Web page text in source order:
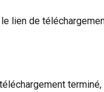
lien de